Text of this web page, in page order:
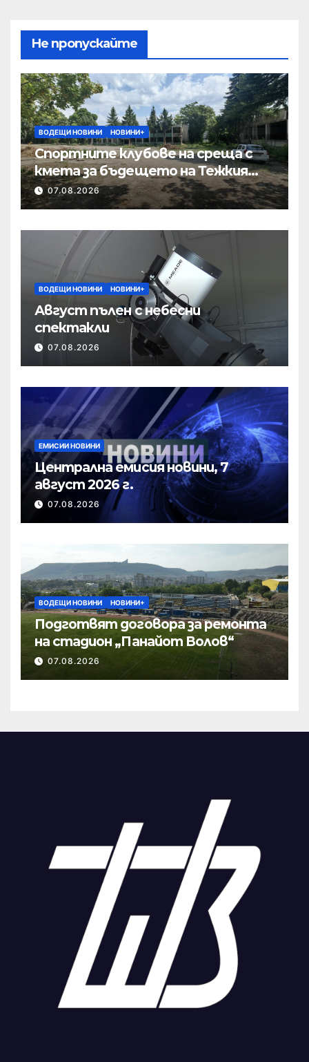
Не пропускайте
ВОДЕЩИ НОВИНИ НОВИНИ+
Спортните клубове на среща с
кмета за бъдещето на Тежкия
полк
07.08.2026
ВОДЕЩИ НОВИНИ НОВИНИ+
Август пълен с небесни
спектакли
07.08.2026
ЕМИСИИ НОВИНИ
Централна емисия новини, 7
август 2026 г.
07.08.2026
ВОДЕЩИ НОВИНИ НОВИНИ+
Подготвят договора за ремонта
на стадион „Панайот Волов“
07.08.2026